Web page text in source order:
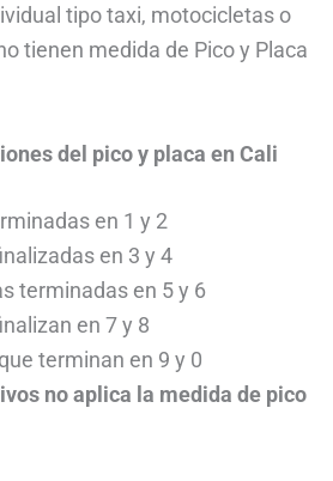
tipo taxi, motocicletas o
tienen medida de Pico y Placa
del pico y placa en Cali
en 1 y 2
en 3 y 4
terminadas en 5 y 6
en 7 y 8
terminan en 9 y 0
no aplica la medida de pico